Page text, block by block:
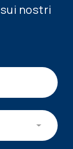
nostri